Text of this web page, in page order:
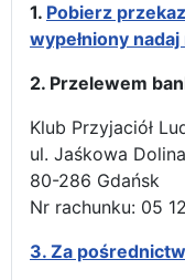
1. Pobierz
wypełniony
2. Przelewem
Klub Przyjaciół
ul. Jaśkowa
80-286 Gdańsk
Nr rachunku: 05
3. Za